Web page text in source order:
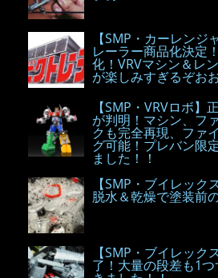
【SMP・カーレンジ
レーラー商品化決定
化！VRVマシン＆レ
が楽しみすぎるぞお
【SMP・VRVロボ
が判明！マシン、フ
クも完全再現、ファ
グ可能！プレバン限
ました！！
【SMP・ブイレック
脱水＆乾燥で塗装前
【SMP・ブイレッ
了！大量の段差も1